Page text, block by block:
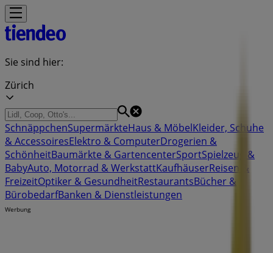
Sie sind hier:
Zürich
SchnäppchenSupermärkteHaus & MöbelKleider, Schuhe
& AccessoiresElektro & ComputerDrogerien &
SchönheitBaumärkte & GartencenterSportSpielzeug &
BabyAuto, Motorrad & WerkstattKaufhäuserReisen &
FreizeitOptiker & GesundheitRestaurantsBücher &
BürobedarfBanken & Dienstleistungen
Werbung